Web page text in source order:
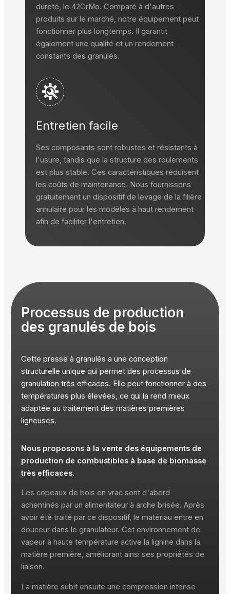
dureté, le 42CrMo. Comparé à d'autres
produits sur le marché, notre équipement peut
fonctionner plus longtemps. Il garantit
également une qualité et un rendement
constants des granulés.
Entretien facile
Ses composants sont robustes et résistants à
l'usure, tandis que la structure des roulements
est plus stable. Ces caractéristiques réduisent
les coûts de maintenance. Nous fournissons
gratuitement un dispositif de levage de la filière
annulaire pour les modèles à haut rendement
afin de faciliter l'entretien.
Processus de production
des granulés de bois
Cette presse à granulés a une conception
structurelle unique qui permet des processus de
granulation très efficaces. Elle peut fonctionner à des
températures plus élevées, ce qui la rend mieux
adaptée au traitement des matières premières
ligneuses.
Nous proposons à la vente des équipements de
production de combustibles à base de biomasse
très efficaces.
Les copeaux de bois en vrac sont d'abord
acheminés par un alimentateur à arche brisée. Après
avoir été traité par ce dispositif, le matériau entre en
douceur dans le granulateur. Cet environnement de
vapeur à haute température active la lignine dans la
matière première, améliorant ainsi ses propriétés de
liaison.
La matière subit ensuite une compression intense